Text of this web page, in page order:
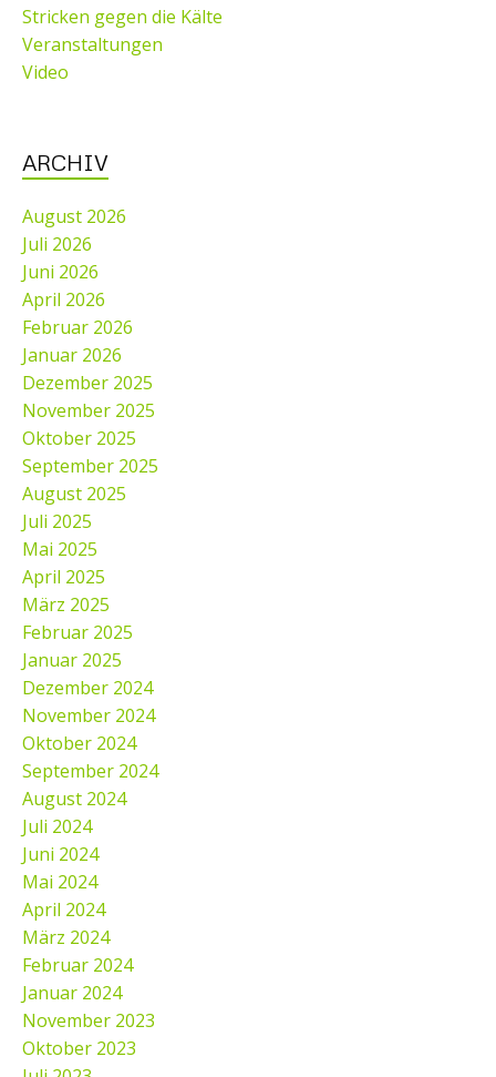
Stricken gegen die Kälte
Veranstaltungen
Video
ARCHIV
August 2026
Juli 2026
Juni 2026
April 2026
Februar 2026
Januar 2026
Dezember 2025
November 2025
Oktober 2025
September 2025
August 2025
Juli 2025
Mai 2025
April 2025
März 2025
Februar 2025
Januar 2025
Dezember 2024
November 2024
Oktober 2024
September 2024
August 2024
Juli 2024
Juni 2024
Mai 2024
April 2024
März 2024
Februar 2024
Januar 2024
November 2023
Oktober 2023